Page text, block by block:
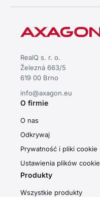
RealQ s. r. o.
Železná 663/5
619 00 Brno
info@axagon.eu
O firmie
O nas
Odkrywaj
Prywatność i pliki cookie
Ustawienia plików cookie
Produkty
Wszystkie produkty